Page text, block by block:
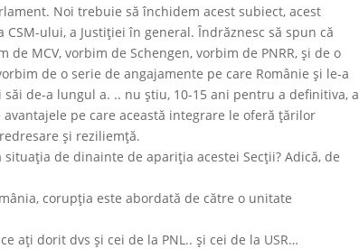
Noi trebuie să închidem acest subiect, acest
ului, a Justiţiei în general. Îndrăznesc să spun că
MCV, vorbim de Schengen, vorbim de PNRR, şi de o
de o serie de angajamente pe care Românie şi le-a
de-a lungul a. .. nu ştiu, 10-15 ani pentru a definitiva, a
pe care această integrare le oferă ţărilor
și reziliemță.
de dinainte de apariţia acestei Secţii? Adică, de
corupţia este abordată de către o unitate
aţi dorit dvs şi cei de la PNL.. şi cei de la USR…